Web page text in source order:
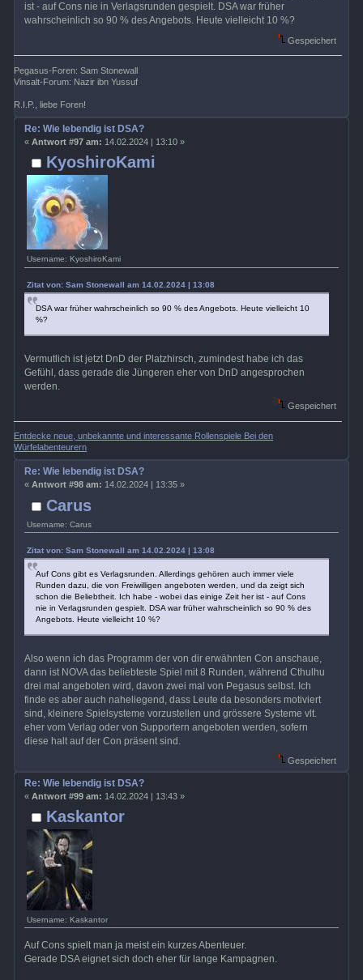
ist - auf Cons nie in Verlagsrunden gespielt. DSA war früher
wahrscheinlich so 90 % des Angebots. Heute vielleicht 10 %?
Gespeichert
Pegasus-Foren: Sam Stonewall
Vinsalt-Forum: Nazir ibn Yussuf
R.I.P., liebe Foren!
KyoshiroKami
Username: KyoshiroKami
Re: Wie lebendig ist DSA?
« Antwort #97 am: 14.02.2024 | 13:10 »
Zitat von: Sam Stonewall am 14.02.2024 | 13:08
DSA war früher wahrscheinlich so 90 % des Angebots. Heute vielleicht 10
%?
Vermutlich ist jetzt DnD der Platzhirsch, zumindest habe ich das
Gefühl, dass gerade die Jüngeren eher von DnD angesprochen
werden.
Gespeichert
Entdecke neue, unbekannte und interessante Rollenspiele Bei den
Würfelabenteurern
Carus
Username: Carus
Re: Wie lebendig ist DSA?
« Antwort #98 am: 14.02.2024 | 13:35 »
Zitat von: Sam Stonewall am 14.02.2024 | 13:08
Auf Cons gibt es Verlagsrunden. Allerdings gehören auch immer viele
Runden dazu, die von Freiwilligen angeboten werden, und da zeigt sich
schon die Beliebtheit. Ich habe - wobei das einige Zeit her ist - auf Cons
nie in Verlagsrunden gespielt. DSA war früher wahrscheinlich so 90 % des
Angebots. Heute vielleicht 10 %?
Also wenn ich das Programm der von dir erwähnten Con anschaue,
dann ist NOVA das beliebteste Spiel mit 8 Runden, während Cthulhu
drei mal angeboten wird, davon zwei mal von Pegasus selbst. Ich
finde es aber auch naheliegend, dass Leute da besonders motiviert
sind, kleinere Spielsysteme vorzustellen und grössere Systeme vlt.
eher vom Verlag oder von Supportern angeboten werden, sofern
diese halt auf der Con präsent sind.
Gespeichert
Kaskantor
Username: Kaskantor
Re: Wie lebendig ist DSA?
« Antwort #99 am: 14.02.2024 | 13:43 »
Auf Cons spielt man ja meist ein kurzes Abenteuer.
Gerade DSA eignet sich doch eher für lange Kampagnen.